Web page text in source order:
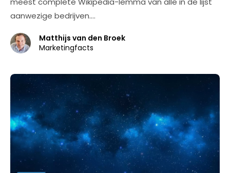
aanwezige bedrijven.…
Matthijs van den Broek
Marketingfacts